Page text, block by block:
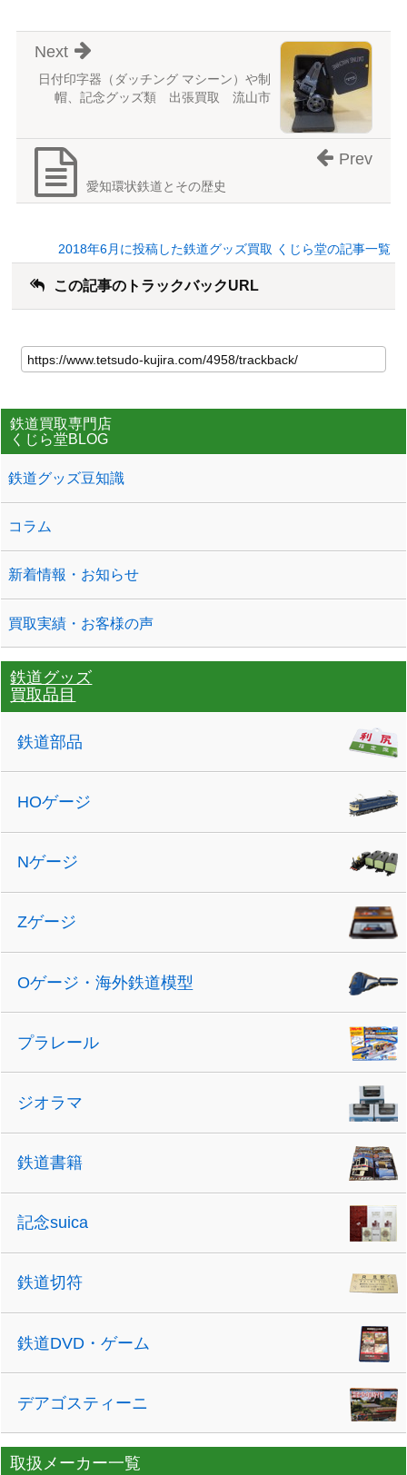
日付印字器（ダッチング マシーン）や制
帽、記念グッズ類 出張買取 流山市
Next
愛知環状鉄道とその歴史
Prev
2018年6月に投稿した鉄道グッズ買取 くじら堂の記事一覧
この記事のトラックバックURL
鉄道買取専門店
くじら堂BLOG
鉄道グッズ豆知識
コラム
新着情報・お知らせ
買取実績・お客様の声
鉄道グッズ
買取品目
鉄道部品
HOゲージ
Nゲージ
Zゲージ
Oゲージ・海外鉄道模型
プラレール
ジオラマ
鉄道書籍
記念suica
鉄道切符
鉄道DVD・ゲーム
デアゴスティーニ
取扱メーカー一覧